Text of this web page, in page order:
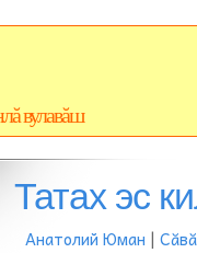
вулавăш
Татах эс
Анатолий Юман | Сăвă